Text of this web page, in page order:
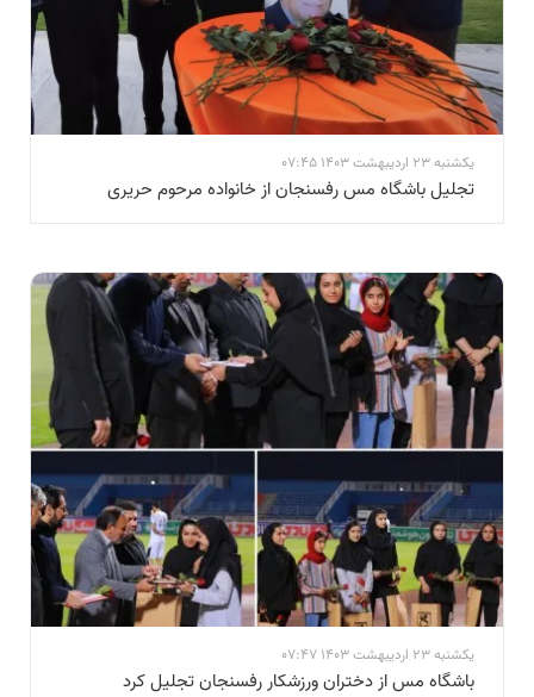
یکشنبه 23 اردیبهشت 1403 07:45
تجلیل باشگاه مس رفسنجان از خانواده مرحوم حریری
یکشنبه 23 اردیبهشت 1403 07:47
باشگاه مس از دختران ورزشکار رفسنجان تجلیل کرد